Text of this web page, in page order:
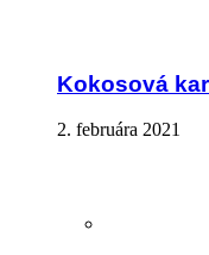
Kokosová
2. februára 2021